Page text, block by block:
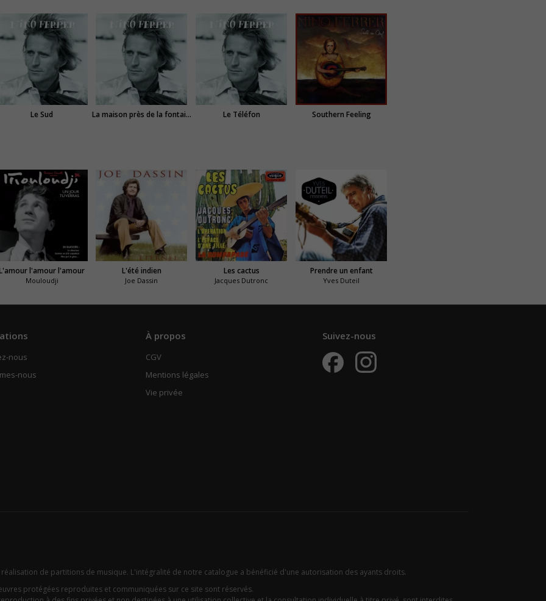
Le Sud La maison près de la fontaine Le Téléfon Southern Feeling
l'amour l'amour
Mouloudji
L'été indien
Joe Dassin
Les cactus
Jacques Dutronc
Prendre un enfant
Yves Duteil
nous
nous
À propos
CGV
Mentions légales
Vie privée
Suivez-nous
de partitions de musique. L'intégralité de notre catalogue a bénéficié d'une autorisation des ayants droits.
protégées reproduites et communiquées sur ce site sont réservés.